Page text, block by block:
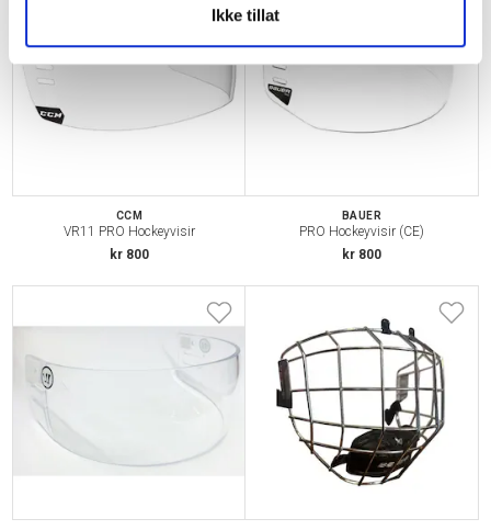
Ikke tillat
CCM
VR11 PRO Hockeyvisir
kr 800
BAUER
PRO Hockeyvisir (CE)
kr 800